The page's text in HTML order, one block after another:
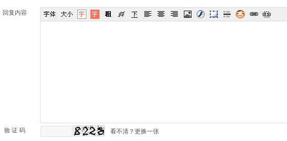
回复内容
验 证 码 看不清？更换一张